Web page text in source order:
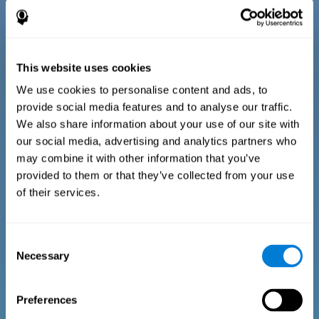
This website uses cookies
We use cookies to personalise content and ads, to
provide social media features and to analyse our traffic.
We also share information about your use of our site with
our social media, advertising and analytics partners who
may combine it with other information that you’ve
provided to them or that they’ve collected from your use
of their services.
Selection
Necessary
Preferences
están adaptadas para las rutinas y actividades de los niños de
años:
Consta de una serie de ítems de fácil respuesta que deben ser
cumplimentados por el tutor o profesional responsable de la
evaluación. El cuestionario recoge preguntas sobre los
siguientes dominios: Bienestar físico (estar en una condición
física apropiada), Bienestar psicológico (un buen estado de
nuestros procesos cognitivos, de la memoria y emocionales) y